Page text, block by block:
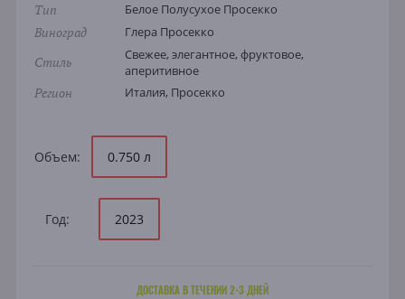
Тип Белое Полусухое Просекко
Виноград Глера Просекко
Стиль
Свежее, элегантное, фруктовое,
аперитивное
Регион Италия, Просекко
Объем: 0.750 л
Год: 2023
ДОСТАВКА В ТЕЧЕНИИ 2-3 ДНЕЙ